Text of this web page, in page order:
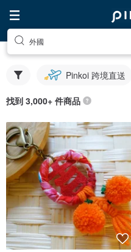
外國
Pinkoi 跨境直送
找到 3,000+ 件商品